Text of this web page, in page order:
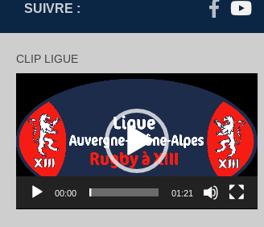
SUIVRE :
CLIP LIGUE
vidéo
00:00 01:21